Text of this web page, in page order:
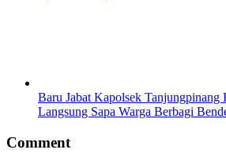
Baru Jabat Kapolsek Tanjungpinang
Langsung Sapa Warga Berbagi
Comment